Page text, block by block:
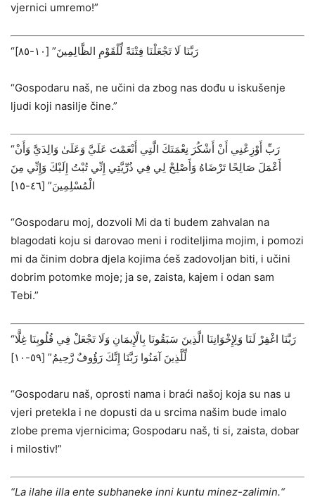
vjernici umremo!”
“رَبَّنَا لَا تَجْعَلْنَا فِتْنَةً لِّلْقَوْمِ الظَّالِمِينَ” ‌[١٠-٨٥]
“Gospodaru naš, ne učini da zbog nas dođu u iskušenje
ljudi koji nasilje čine.”
“رَبِّ أَوْزِعْنِي أَنْ أَشْكُرَ نِعْمَتَكَ الَّتِي أَنْعَمْتَ عَلَيَّ وَعَلَىٰ وَالِدَيَّ وَأَنْ
أَعْمَلَ صَالِحًا تَرْضَاهُ وَأَصْلِحْ لِي فِي ذُرِّيَّتِي إِنِّي تُبْتُ إِلَيْكَ وَإِنِّي مِنَ
الْمُسْلِمِينَ” ‌[٤٦-١٥]
“Gospodaru moj, dozvoli Mi da ti budem zahvalan na
blagodati koju si darovao meni i roditeljima mojim, i pomozi
mi da činim dobra djela kojima ćeš zadovoljan biti, i učini
dobrim potomke moje; ja se, zaista, kajem i odan sam
Tebi.”
“رَبَّنَا اغْفِرْ لَنَا وَلِإِخْوَانِنَا الَّذِينَ سَبَقُونَا بِالْإِيمَانِ وَلَا تَجْعَلْ فِي قُلُوبِنَا غِلًّا
لِّلَّذِينَ آمَنُوا رَبَّنَا إِنَّكَ رَؤُوفٌ رَّحِيمٌ” ‌[٥٩-١٠]
“Gospodaru naš, oprosti nama i braći našoj koja su nas u
vjeri pretekla i ne dopusti da u srcima našim bude imalo
zlobe prema vjernicima; Gospodaru naš, ti si, zaista, dobar
i milostiv!”
“La ilahe illa ente subhaneke inni kuntu minez-zalimin.“